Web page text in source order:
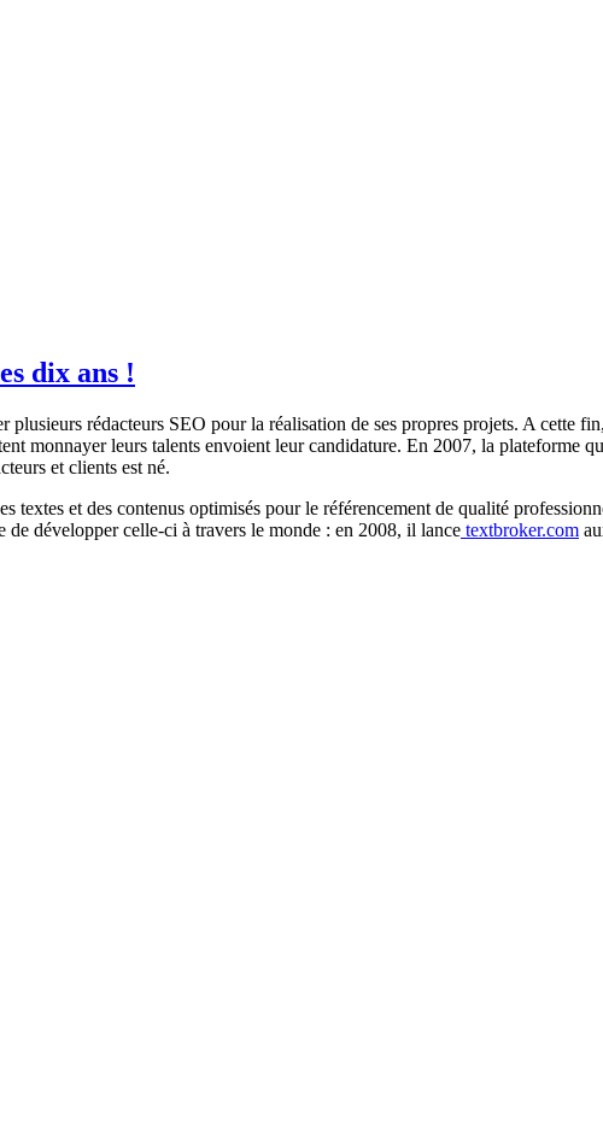
dix ans !
plusieurs rédacteurs SEO pour la réalisation de ses propres projets. A cette
monnayer leurs talents envoient leur candidature. En 2007, la plateforme
et clients est né.
textes et des contenus optimisés pour le référencement de qualité
développer celle-ci à travers le monde : en 2008, il lance textbroker.com